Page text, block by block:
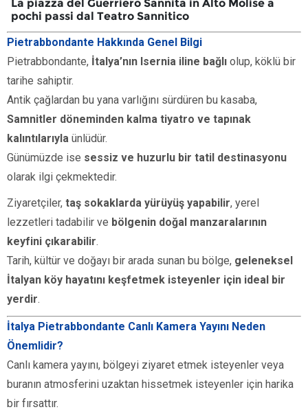
Pietrabbondante Hakkında Genel Bilgi
Pietrabbondante, İtalya’nın Isernia iline bağlı olup, köklü bir
tarihe sahiptir.
Antik çağlardan bu yana varlığını sürdüren bu kasaba,
Samnitler döneminden kalma tiyatro ve tapınak
kalıntılarıyla ünlüdür.
Günümüzde ise sessiz ve huzurlu bir tatil destinasyonu
olarak ilgi çekmektedir.
Ziyaretçiler, taş sokaklarda yürüyüş yapabilir, yerel
lezzetleri tadabilir ve bölgenin doğal manzaralarının
keyfini çıkarabilir.
Tarih, kültür ve doğayı bir arada sunan bu bölge, geleneksel
İtalyan köy hayatını keşfetmek isteyenler için ideal bir
yerdir.
İtalya Pietrabbondante Canlı Kamera Yayını Neden
Önemlidir?
Canlı kamera yayını, bölgeyi ziyaret etmek isteyenler veya
buranın atmosferini uzaktan hissetmek isteyenler için harika
bir fırsattır.